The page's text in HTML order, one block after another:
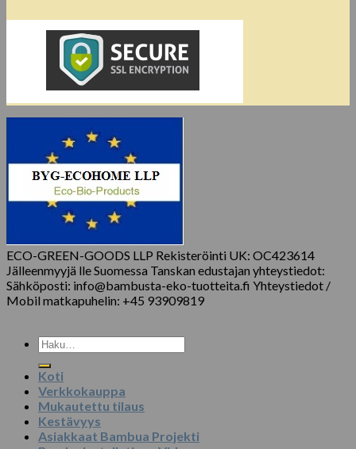
ECO-GREEN-GOODS LLP Rekisteröinti UK: OC423614
Jälleenmyyjä lle Suomessa Tanskan edustajan yhteystiedot:
Sähköposti: info@bambusta-eko-tuotteita.fi Yhteystiedot /
Mobil matkapuhelin: +45 93909819
Etsi:
Koti
Verkkokauppa
Mukautettu tilaus
Kestävyys
Asiakkaat Bambua Projekti